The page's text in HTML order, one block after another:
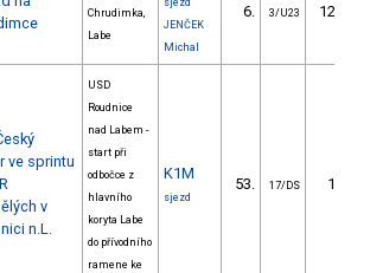
Chrudimka,
Labe
sjezd
JENČEK
Michal
6. 3/U23 126.00
ve sprintu
v
n.L.
USD
Roudnice
nad Labem -
start při
odbočce z
hlavního
koryta Labe
do přívodního
ramene ke
K1M
sjezd
53. 17/DS 14.69